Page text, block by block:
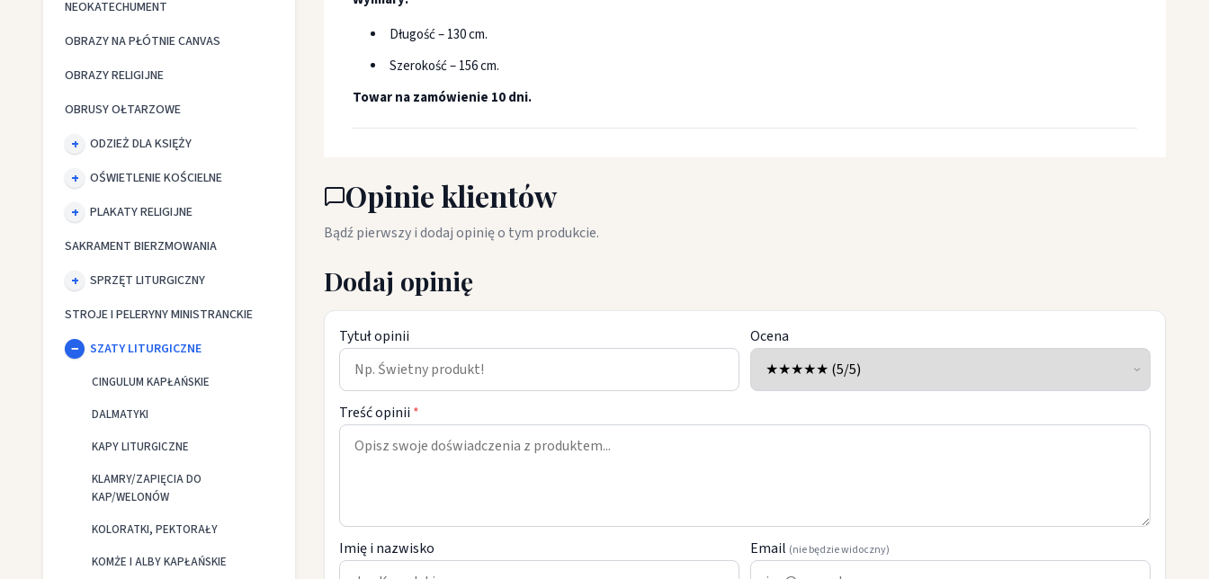
NEOKATECHUMENT
OBRAZY NA PŁÓTNIE CANVAS
OBRAZY RELIGIJNE
OBRUSY OŁTARZOWE
ODZIEŻ DLA KSIĘŻY
OŚWIETLENIE KOŚCIELNE
PLAKATY RELIGIJNE
SAKRAMENT BIERZMOWANIA
SPRZĘT LITURGICZNY
STROJE I PELERYNY MINISTRANCKIE
SZATY LITURGICZNE
CINGULUM KAPŁAŃSKIE
DALMATYKI
KAPY LITURGICZNE
KLAMRY/ZAPIĘCIA DO
KAP/WELONÓW
KOLORATKI, PEKTORAŁY
KOMŻE I ALBY KAPŁAŃSKIE
Długość – 130 cm.
Szerokość – 156 cm.
Towar na zamówienie 10 dni.
Opinie klientów
Bądź pierwszy i dodaj opinię o tym produkcie.
Dodaj opinię
Tytuł opinii Ocena
Treść opinii *
Imię i nazwisko Email (nie będzie widoczny)